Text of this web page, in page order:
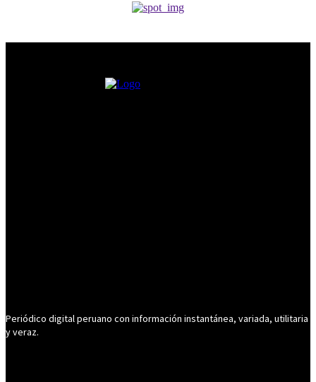
Periódico digital peruano con información instantánea, variada, utilitaria
y veraz.